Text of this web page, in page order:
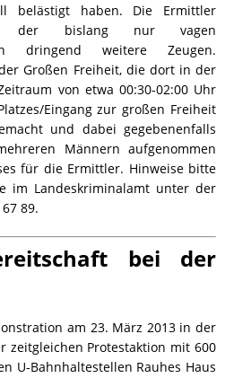
belästigt haben. Die Ermittler
der bislang nur vagen
dringend weitere Zeugen.
Großen Freiheit, die dort in der
von etwa 00:30-02:00 Uhr
Eingang zur großen Freiheit
und dabei gegebenenfalls
Männern aufgenommen
für die Ermittler. Hinweise bitte
im Landeskriminalamt unter der
89.
bei der
am 23. März 2013 in der
zeitgleichen Protestaktion mit 600
U-Bahnhaltestellen Rauhes Haus